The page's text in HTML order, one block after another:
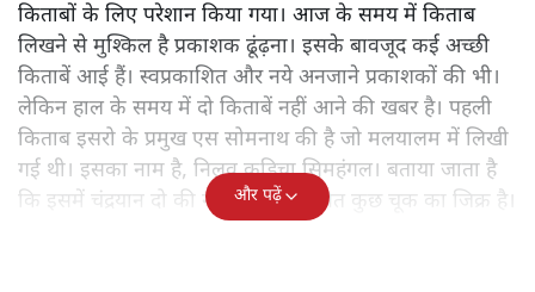
किताबों के लिए परेशान किया गया। आज के समय में किताब
लिखने से मुश्किल है प्रकाशक ढूंढ़ना। इसके बावजूद कई अच्छी
किताबें आई हैं। स्वप्रकाशित और नये अनजाने प्रकाशकों की भी।
लेकिन हाल के समय में दो किताबें नहीं आने की खबर है। पहली
किताब इसरो के प्रमुख एस सोमनाथ की है जो मलयालम में लिखी
गई थी। इसका नाम है, निलवु कुडिचा सिमहंगल। बताया जाता है
कि इसमें चंद्रयान दो की नाकामी से संबंधित कुछ चूक का जिक्र है।
और पढ़ें